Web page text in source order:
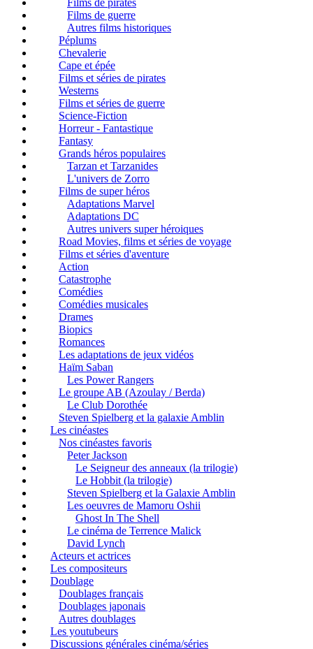
Films de guerre
Autres films historiques
Péplums
Chevalerie
Cape et épée
Films et séries de pirates
Westerns
Films et séries de guerre
Science-Fiction
Horreur - Fantastique
Fantasy
Grands héros populaires
Tarzan et Tarzanides
L'univers de Zorro
Films de super héros
Adaptations Marvel
Adaptations DC
Autres univers super héroiques
Road Movies, films et séries de voyage
Films et séries d'aventure
Action
Catastrophe
Comédies
Comédies musicales
Drames
Biopics
Romances
Les adaptations de jeux vidéos
Haïm Saban
Les Power Rangers
Le groupe AB (Azoulay / Berda)
Le Club Dorothée
Steven Spielberg et la galaxie Amblin
Les cinéastes
Nos cinéastes favoris
Peter Jackson
Le Seigneur des anneaux (la trilogie)
Le Hobbit (la trilogie)
Steven Spielberg et la Galaxie Amblin
Les oeuvres de Mamoru Oshii
Ghost In The Shell
Le cinéma de Terrence Malick
David Lynch
Acteurs et actrices
Les compositeurs
Doublage
Doublages français
Doublages japonais
Autres doublages
Les youtubeurs
Discussions générales cinéma/séries